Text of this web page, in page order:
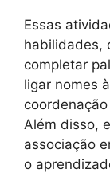
Essas
habilidades,
completar
ligar nomes
Além disso,
associação
o